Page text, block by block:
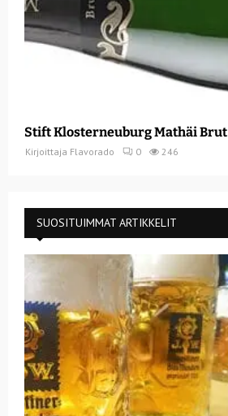
Stift Klosterneuburg Mathäi Brut
Kirjoittaja Flavorado 0 246
SUOSITUIMMAT ARTIKKELIT